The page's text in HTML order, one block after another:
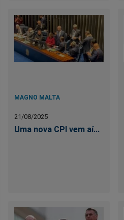
MAGNO MALTA
21/08/2025
Uma nova CPI vem aí...